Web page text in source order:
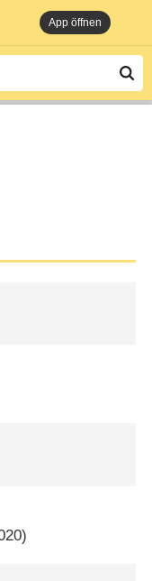
App öffnen